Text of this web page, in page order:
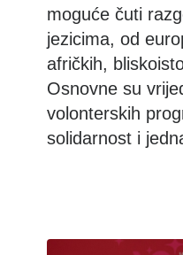
moguće čuti
jezicima, od
afričkih,
Osnovne su
volonterskih
solidarnost i